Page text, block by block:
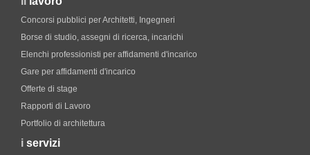
Concorsi pubblici per Architetti, Ingegneri
Borse di studio, assegni di ricerca, incarichi
Elenchi professionisti per affidamenti d'incarico
Gare per affidamenti d'incarico
Offerte di stage
Rapporti di Lavoro
Portfolio di architettura
i servizi